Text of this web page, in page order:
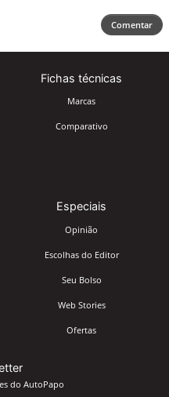
Comentar
Fichas técnicas
Marcas
Comparativo
Especiais
Opinião
Escolhas do Editor
Seu Bolso
Web Stories
Ofertas
do AutoPapo